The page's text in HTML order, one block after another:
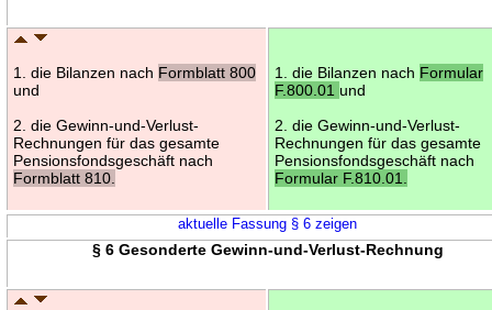
1. die Bilanzen nach Formblatt 800
und
2. die Gewinn-und-Verlust-
Rechnungen für das gesamte
Pensionsfondsgeschäft nach
Formblatt 810.
1. die Bilanzen nach Formular
F.800.01und
2. die Gewinn-und-Verlust-
Rechnungen für das gesamte
Pensionsfondsgeschäft nach
Formular F.810.01.
aktuelle Fassung § 6 zeigen
§ 6 Gesonderte Gewinn-und-Verlust-Rechnung